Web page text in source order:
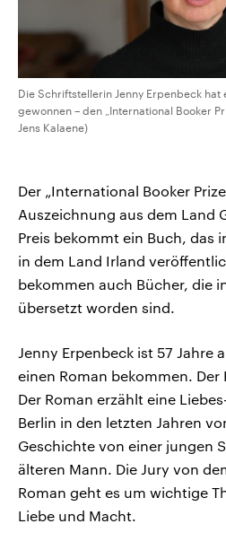
Die Schriftstellerin Jenny Erpenbeck hat
gewonnen – den „International Booker
Jens Kalaene)
Der „International Booker
Auszeichnung aus dem Land
Preis bekommt ein Buch, das
in dem Land Irland
bekommen auch Bücher, die
übersetzt worden sind.
Jenny Erpenbeck ist 57 Jahre
einen Roman bekommen. Der
Der Roman erzählt eine
Berlin in den letzten Jahren
Geschichte von einer jungen
älteren Mann. Die Jury von
Roman geht es um wichtige
Liebe und Macht.